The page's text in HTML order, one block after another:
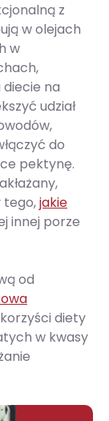
z
w olejach
w
na
udział
do
pektynę.
tego,jakie
innej porze
od
diety
w kwasy